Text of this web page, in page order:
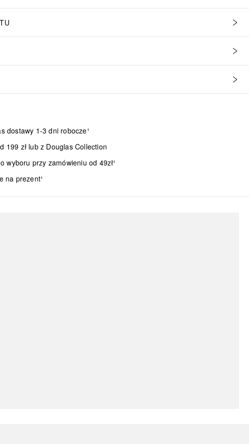
dostawy 1-3 dni robocze¹
199 zł lub z Douglas Collection
wyboru przy zamówieniu od 49zł¹
na prezent¹